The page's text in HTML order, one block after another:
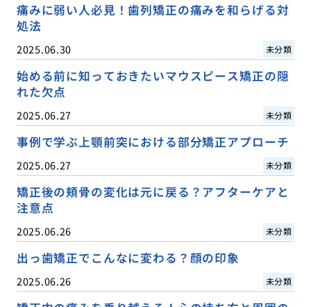
痛みに弱い人必見！歯列矯正の痛みを和らげる対
処法
2025.06.30 未分類
始める前に知っておきたいマウスピース矯正の隠
れた欠点
2025.06.27 未分類
事例で学ぶ上顎前突における部分矯正アプローチ
2025.06.27 未分類
矯正後の頬骨の変化は元に戻る？アフターケアと
注意点
2025.06.26 未分類
出っ歯矯正でこんなに変わる？顔の印象
2025.06.26 未分類